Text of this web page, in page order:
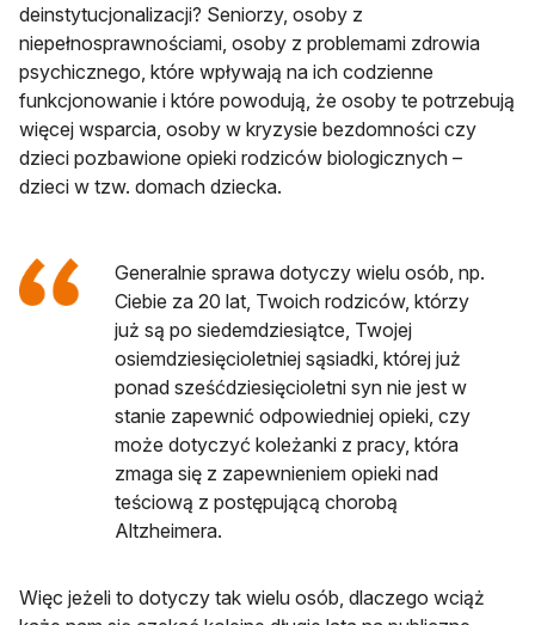
deinstytucjonalizacji? Seniorzy, osoby z
niepełnosprawnościami, osoby z problemami zdrowia
psychicznego, które wpływają na ich codzienne
funkcjonowanie i które powodują, że osoby te potrzebują
więcej wsparcia, osoby w kryzysie bezdomności czy
dzieci pozbawione opieki rodziców biologicznych –
dzieci w tzw. domach dziecka.
Generalnie sprawa dotyczy wielu osób, np.
Ciebie za 20 lat, Twoich rodziców, którzy
już są po siedemdziesiątce, Twojej
osiemdziesięcioletniej sąsiadki, której już
ponad sześćdziesięcioletni syn nie jest w
stanie zapewnić odpowiedniej opieki, czy
może dotyczyć koleżanki z pracy, która
zmaga się z zapewnieniem opieki nad
teściową z postępującą chorobą
Altzheimera.
Więc jeżeli to dotyczy tak wielu osób, dlaczego wciąż